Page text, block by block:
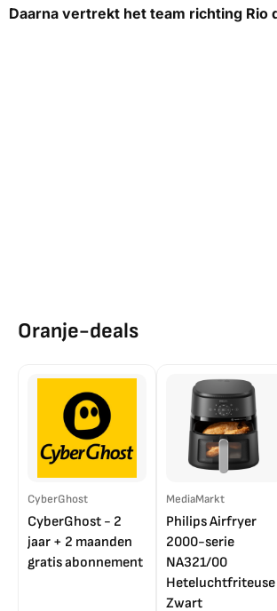
Daarna vertrekt het team richting Rio
Oranje-deals
CyberGhost
CyberGhost - 2
jaar + 2 maanden
gratis abonnement
MediaMarkt
Philips Airfryer
2000-serie
NA321/00
Heteluchtfriteuse
Zwart